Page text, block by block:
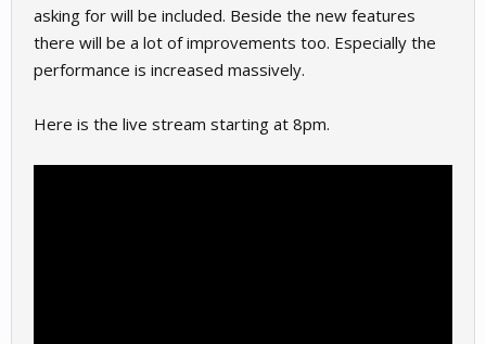
asking for will be included. Beside the new features
there will be a lot of improvements too. Especially the
performance is increased massively.
Here is the live stream starting at 8pm.